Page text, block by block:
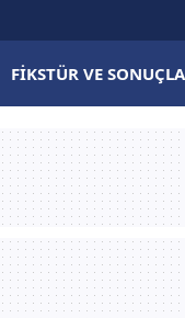
FIKSTÜR VE